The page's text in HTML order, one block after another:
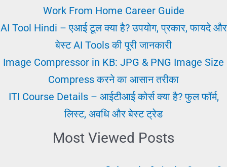
Jobs
Work From Home Career Guide
AI Tool Hindi – एआई टूल क्या है? उपयोग, प्रकार, फायदे और
बेस्ट AI Tools की पूरी जानकारी
Image Compressor in KB: JPG & PNG Image Size
Compress करने का आसान तरीका
ITI Course Details – आईटीआई कोर्स क्या है? फुल फॉर्म,
लिस्ट, अवधि और बेस्ट ट्रेड
Most Viewed Posts